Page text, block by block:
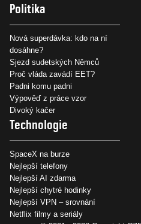
Politika
Nová superdávka: kdo na ní
dosáhne?
Sjezd sudetských Němců
Proč vláda zavádí EET?
Padni komu padni
Výpověď z práce vzor
Divoký kačer
Technologie
SpaceX na burze
Nejlepší telefony
Nejlepší AI zdarma
Nejlepší chytré hodinky
Nejlepší VPN – srovnání
Netflix filmy a seriály